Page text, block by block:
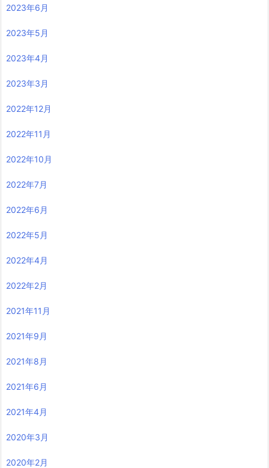
2023年6月
2023年5月
2023年4月
2023年3月
2022年12月
2022年11月
2022年10月
2022年7月
2022年6月
2022年5月
2022年4月
2022年2月
2021年11月
2021年9月
2021年8月
2021年6月
2021年4月
2020年3月
2020年2月